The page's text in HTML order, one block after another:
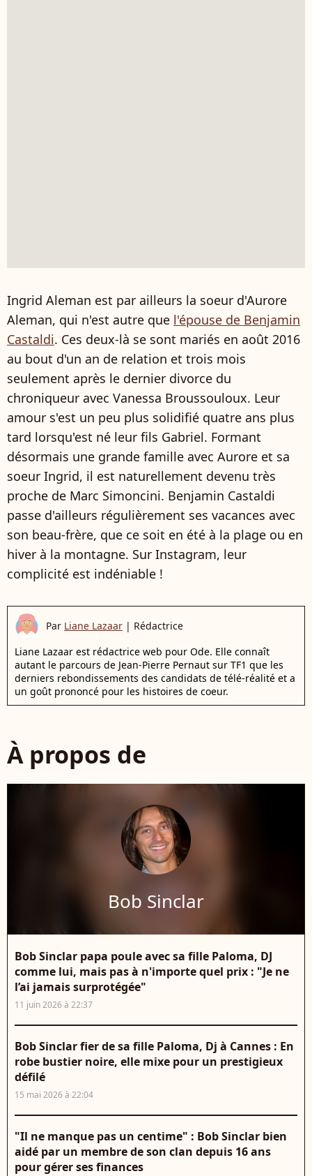
Ingrid Aleman est par ailleurs la soeur d'Aurore
Aleman, qui n'est autre que l'épouse de Benjamin
Castaldi. Ces deux-là se sont mariés en août 2016
au bout d'un an de relation et trois mois
seulement après le dernier divorce du
chroniqueur avec Vanessa Broussouloux. Leur
amour s'est un peu plus solidifié quatre ans plus
tard lorsqu'est né leur fils Gabriel. Formant
désormais une grande famille avec Aurore et sa
soeur Ingrid, il est naturellement devenu très
proche de Marc Simoncini. Benjamin Castaldi
passe d'ailleurs régulièrement ses vacances avec
son beau-frère, que ce soit en été à la plage ou en
hiver à la montagne. Sur Instagram, leur
complicité est indéniable !
Par Liane Lazaar | Rédactrice
Liane Lazaar est rédactrice web pour Ode. Elle connaît
autant le parcours de Jean-Pierre Pernaut sur TF1 que les
derniers rebondissements des candidats de télé-réalité et a
un goût prononcé pour les histoires de coeur.
À propos de
Bob Sinclar
Bob Sinclar papa poule avec sa fille Paloma, DJ
comme lui, mais pas à n'importe quel prix : "Je ne
l’ai jamais surprotégée"
11 juin 2026 à 22:37
Bob Sinclar fier de sa fille Paloma, Dj à Cannes : En
robe bustier noire, elle mixe pour un prestigieux
défilé
15 mai 2026 à 22:04
"Il ne manque pas un centime" : Bob Sinclar bien
aidé par un membre de son clan depuis 16 ans
pour gérer ses finances